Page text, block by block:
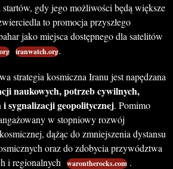
gdy jego możliwości będą większe
to promocja przyszłego
jako miejsca dostępnego dla satelitów
iranwatch.org.
strategia kosmiczna Iranu jest napędzana
naukowych, potrzeb cywilnych,
sygnalizacji geopolitycznej. Pomimo
w stopniowy rozwój
dążąc do zmniejszenia dystansu
oraz do zdobycia przywództwa
i regionalnych
warontherocks.com .